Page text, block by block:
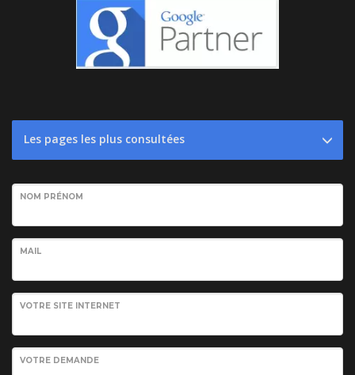
Les pages les plus consultées
NOM PRÉNOM
MAIL
VOTRE SITE INTERNET
VOTRE DEMANDE